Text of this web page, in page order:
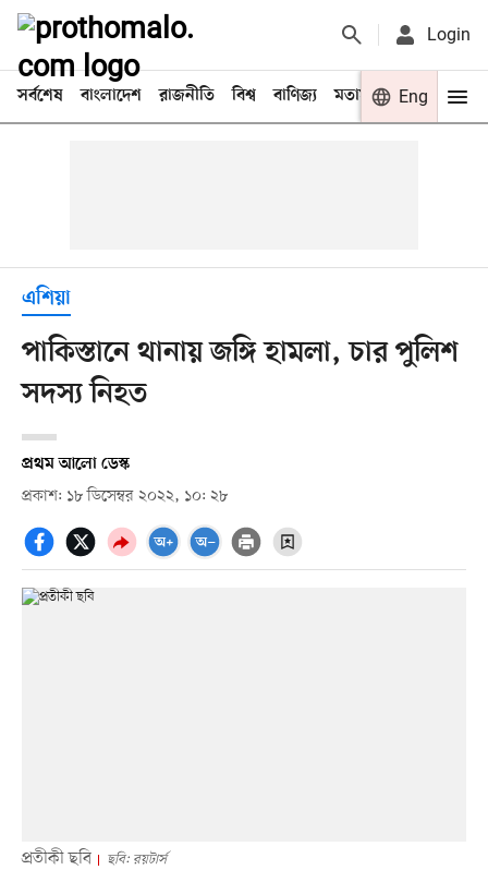
Login
সর্বশেষ বাংলাদেশ রাজনীতি বিশ্ব বাণিজ্য মতামত খেলা
Eng
এশিয়া
পাকিস্তানে থানায় জঙ্গি হামলা, চার পুলিশ
সদস্য নিহত
প্রথম আলো ডেস্ক
প্রকাশ: ১৮ ডিসেম্বর ২০২২, ১০: ২৮
প্রতীকী ছবি ছবি: রয়টার্স